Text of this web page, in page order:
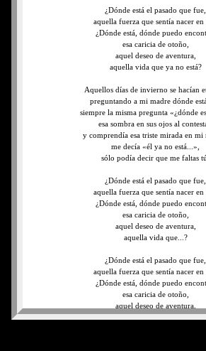
¿Dónde está el pasado que fue,
aquella fuerza que sentía nacer en
¿Dónde está, dónde puedo
esa caricia de otoño,
aquel deseo de aventura,
aquella vida que ya no está?
Aquellos días de invierno se hacían
preguntando a mi madre dónde
siempre la misma pregunta «¿dónde
esa sombra en sus ojos al
y comprendía esa triste mirada en mi
me decía «él ya no está...»,
sólo podía decir que me faltas tú.
¿Dónde está el pasado que fue,
aquella fuerza que sentía nacer en
¿Dónde está, dónde puedo
esa caricia de otoño,
aquel deseo de aventura,
aquella vida que...?
¿Dónde está el pasado que fue,
aquella fuerza que sentía nacer en
¿Dónde está, dónde puedo
esa caricia de otoño,
aquel deseo de aventura,
aquella vida que ya no está?